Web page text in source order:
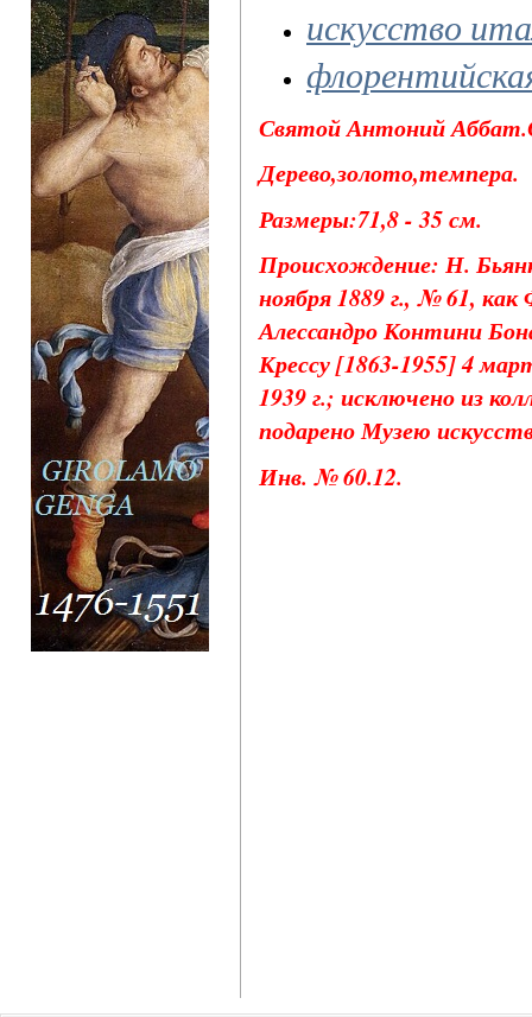
искусство
Святой Антоний
Дерево,золото,темпера.
Размеры:71,8 - 35 см.
Происхождение: Н.
ноября 1889 г., № 61,
Алессандро Контини
Крессу [1863-1955] 4
1939 г.; исключено из
подарено Музею
Инв. № 60.12.